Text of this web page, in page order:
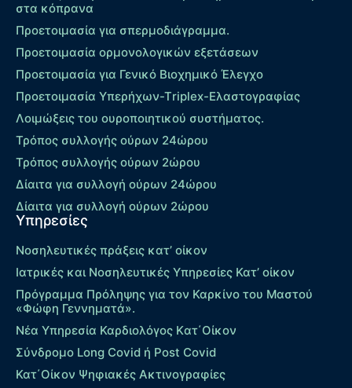
στα κόπρανα
Προετοιμασία για σπερμοδιάγραμμα.
Προετοιμασία ορμονολογικών εξετάσεων
Προετοιμασία για Γενικό Βιοχημικό Έλεγχο
Προετοιμασία Υπερήχων-Τriplex-Ελαστογραφίας
Λοιμώξεις του ουροποιητικού συστήματος.
Τρόπος συλλογής ούρων 24ώρου
Τρόπος συλλογής ούρων 2ώρου
Δίαιτα για συλλογή ούρων 24ώρου
Δίαιτα για συλλογή ούρων 2ώρου
Υπηρεσίες
Νοσηλευτικές πράξεις κατ’ οίκον
Ιατρικές και Νοσηλευτικές Υπηρεσίες Κατ’ οίκον
Πρόγραμμα Πρόληψης για τον Καρκίνο του Μαστού
«Φώφη Γεννηματά».
Νέα Υπηρεσία Καρδιολόγος Kατ΄Οίκον
Σύνδρομο Long Covid ή Post Covid
Κατ΄Οίκον Ψηφιακές Ακτινογραφίες